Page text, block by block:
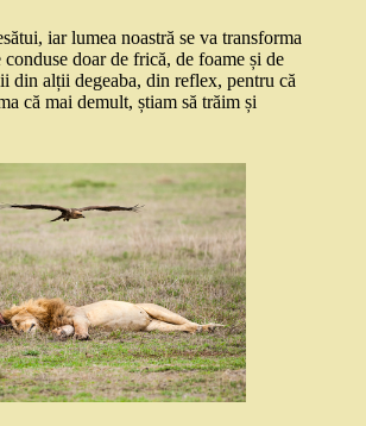
iar lumea noastră se va transforma
doar de frică, de foame și de
din alții degeaba, din reflex, pentru că
că mai demult, știam să trăim și